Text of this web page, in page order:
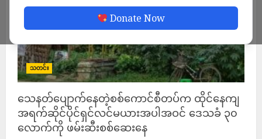
Donate Now
သတင်း
သေနတ်ပျောက်နေတဲ့စစ်ကောင်စီတပ်က ထိုင်နေကျ
အရက်ဆိုင်ပိုင်ရှင်လင်မယားအပါအဝင် ဒေသခံ ၃၀
လောက်ကို ဖမ်းဆီးစစ်ဆေးနေ